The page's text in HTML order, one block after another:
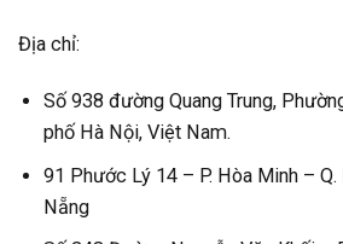
Địa chỉ:
Số 938 đường Quang Trung,
phố Hà Nội, Việt Nam.
91 Phước Lý 14 – P. Hòa Minh –
Nẵng